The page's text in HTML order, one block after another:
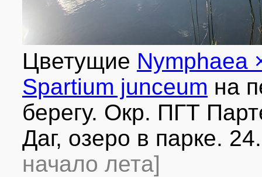
Цветущие Nymphaea
Spartium junceum на
берегу. Окр. ПГТ
Даг, озеро в парке.
начало лета]